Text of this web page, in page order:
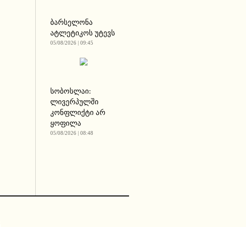
ბარსელონა
ატლეტიკოს უტევს
05/08/2026 | 09:45
სობოსლაი:
ლივერპულში
კონფლიქტი არ
ყოფილა
05/08/2026 | 08:48